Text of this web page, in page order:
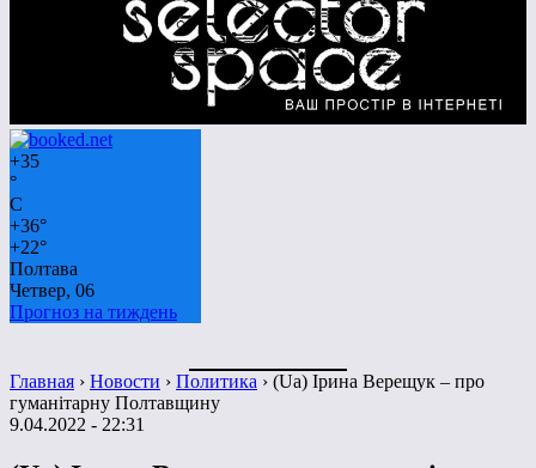
+35
°
C
+36°
+22°
Полтава
Четвер, 06
Прогноз на тиждень
Главная › Новости › Политика › (Ua) Ірина Верещук – про
гуманітарну Полтавщину
9.04.2022 - 22:31